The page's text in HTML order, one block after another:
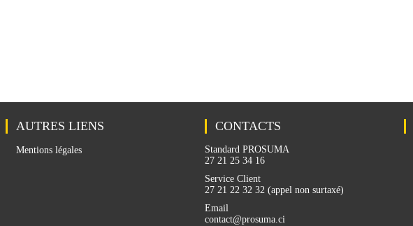
AUTRES LIENS
Mentions légales
CONTACTS
Standard PROSUMA
27 21 25 34 16
Service Client
27 21 22 32 32 (appel non surtaxé)
Email
contact@prosuma.ci